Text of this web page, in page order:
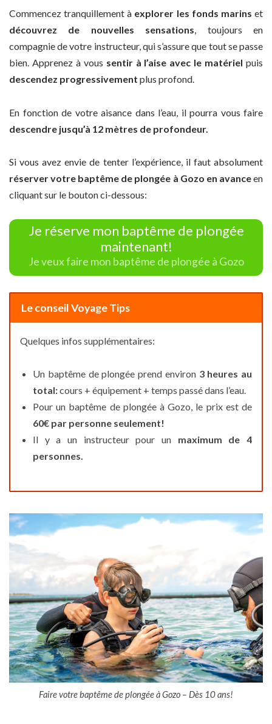
Commencez tranquillement à explorer les fonds marins et
découvrez de nouvelles sensations, toujours en
compagnie de votre instructeur, qui s’assure que tout se passe
bien. Apprenez à vous sentir à l’aise avec le matériel puis
descendez progressivement plus profond.
En fonction de votre aisance dans l’eau, il pourra vous faire
descendre jusqu’à 12 mètres de profondeur.
Si vous avez envie de tenter l’expérience, il faut absolument
réserver votre baptême de plongée à Gozo en avanceen
cliquant sur le bouton ci-dessous:
Je réserve mon baptême de plongée
maintenant!
Je veux faire mon baptême de plongée à Gozo
Le conseil Voyage Tips
Quelques infos supplémentaires:
Un baptême de plongée prend environ 3 heures au
total:cours + équipement + temps passé dans l’eau.
Pour un baptême de plongée à Gozo, le prix est de
60€ par personne seulement!
Il y a un instructeur pour un maximum de 4
personnes.
Faire votre baptême de plongée à Gozo – Dès 10 ans!